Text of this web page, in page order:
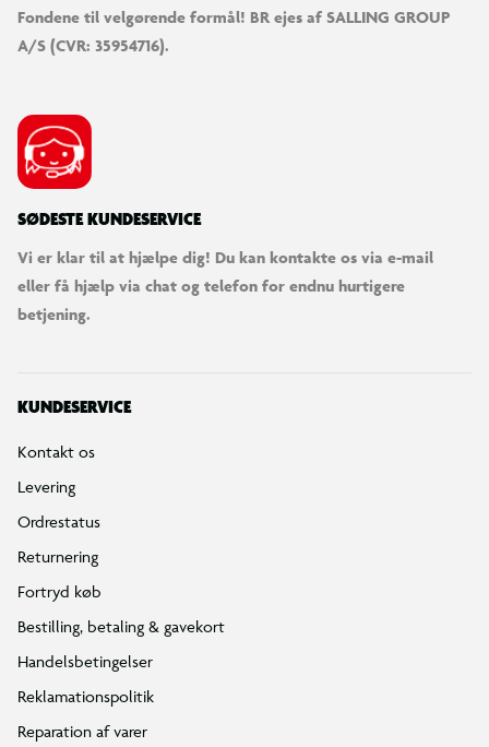
Fondene til velgørende formål! BR ejes af SALLING GROUP
A/S (CVR: 35954716).
SØDESTE KUNDESERVICE
Vi er klar til at hjælpe dig! Du kan kontakte os via e-mail
eller få hjælp via chat og telefon for endnu hurtigere
betjening.
KUNDESERVICE
Kontakt os
Levering
Ordrestatus
Returnering
Fortryd køb
Bestilling, betaling & gavekort
Handelsbetingelser
Reklamationspolitik
Reparation af varer